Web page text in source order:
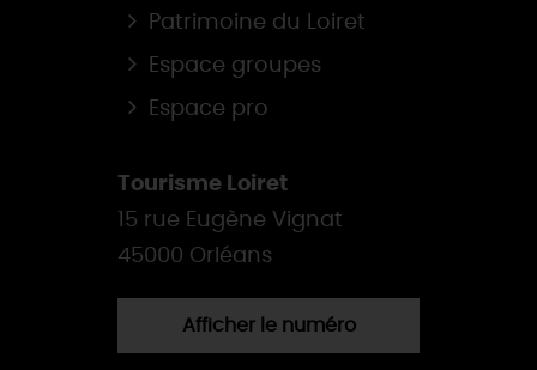
Patrimoine du Loiret
Espace groupes
Espace pro
Tourisme Loiret
15 rue Eugène Vignat
45000 Orléans
Afficher le numéro